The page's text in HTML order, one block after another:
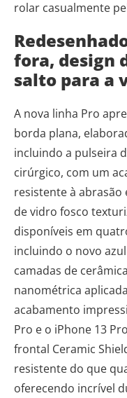
rolar casualmente
fora, design
salto para a
A nova linha Pro
borda plana,
incluindo a pulseira
cirúrgico, com um
resistente à
de vidro fosco
disponíveis em
incluindo o novo
camadas de
nanométrica
acabamento
Pro e o iPhone 13
frontal Ceramic
resistente do que
oferecendo incrível